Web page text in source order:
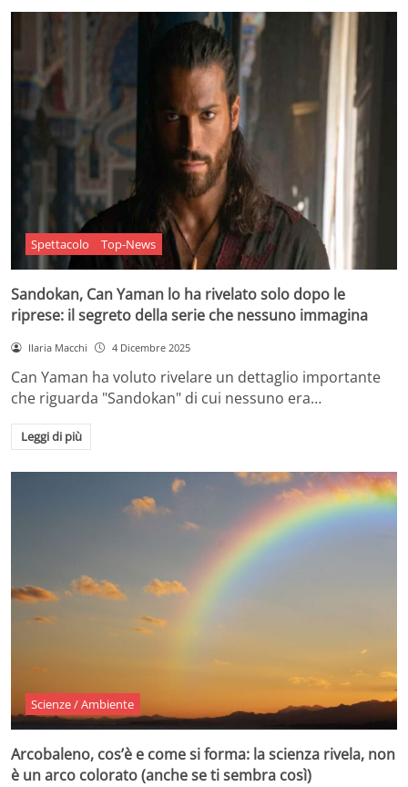
Spettacolo Top-News
Sandokan, Can Yaman lo ha rivelato solo dopo le
riprese: il segreto della serie che nessuno immagina
Ilaria Macchi 4 Dicembre 2025
Can Yaman ha voluto rivelare un dettaglio importante
che riguarda "Sandokan" di cui nessuno era…
Leggi di più
Scienze / Ambiente
Arcobaleno, cos’è e come si forma: la scienza rivela, non
è un arco colorato (anche se ti sembra così)